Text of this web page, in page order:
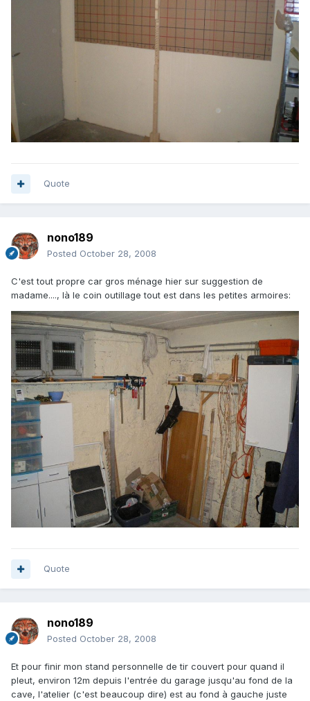
Quote
nono189
Posted October 28, 2008
C'est tout propre car gros ménage hier sur suggestion de
madame...., là le coin outillage tout est dans les petites armoires:
Quote
nono189
Posted October 28, 2008
Et pour finir mon stand personnelle de tir couvert pour quand il
pleut, environ 12m depuis l'entrée du garage jusqu'au fond de la
cave, l'atelier (c'est beaucoup dire) est au fond à gauche juste